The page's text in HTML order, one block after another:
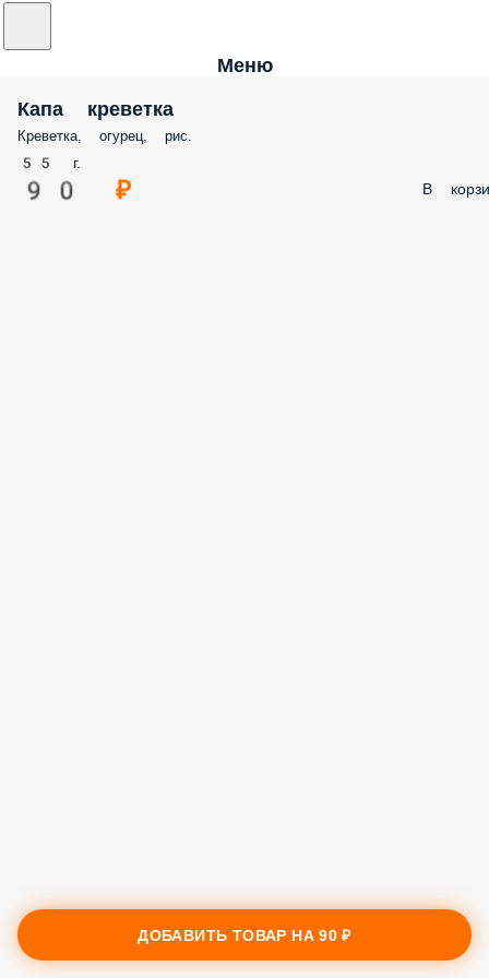
Меню
Капа креветка
Креветка, огурец, рис.
55 г.
90 ₽ В
ДОБАВИТЬ ТОВАР НА90 ₽